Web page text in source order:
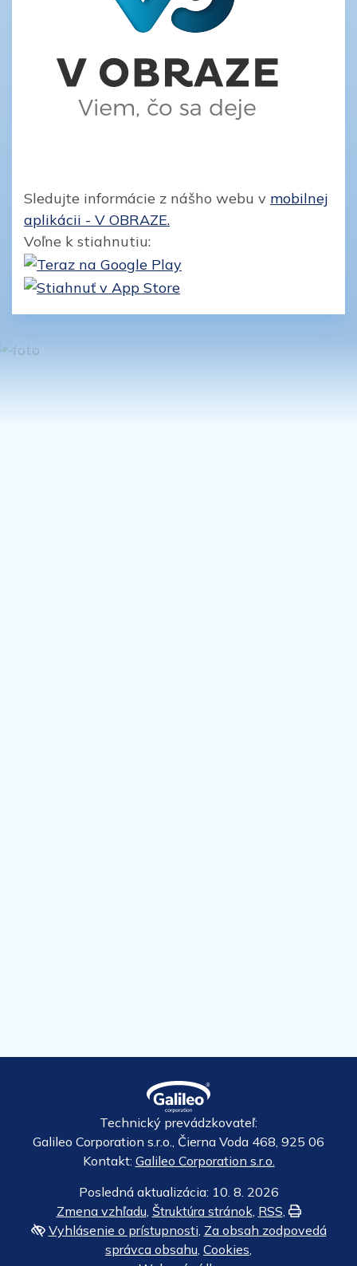
Sledujte informácie z nášho webu v mobilnej
aplikácii - V OBRAZE.
Voľne k stiahnutiu:
Technický prevádzkovateľ:
Galileo Corporation s.r.o., Čierna Voda 468, 925 06
Kontakt: Galileo Corporation s.r.o.
Posledná aktualizácia: 10. 8. 2026
Zmena vzhľadu Štruktúra stránok RSS Vytlačiť
Vyhlásenie o prístupnosti Za obsah zodpovedá
správca obsahu Cookies